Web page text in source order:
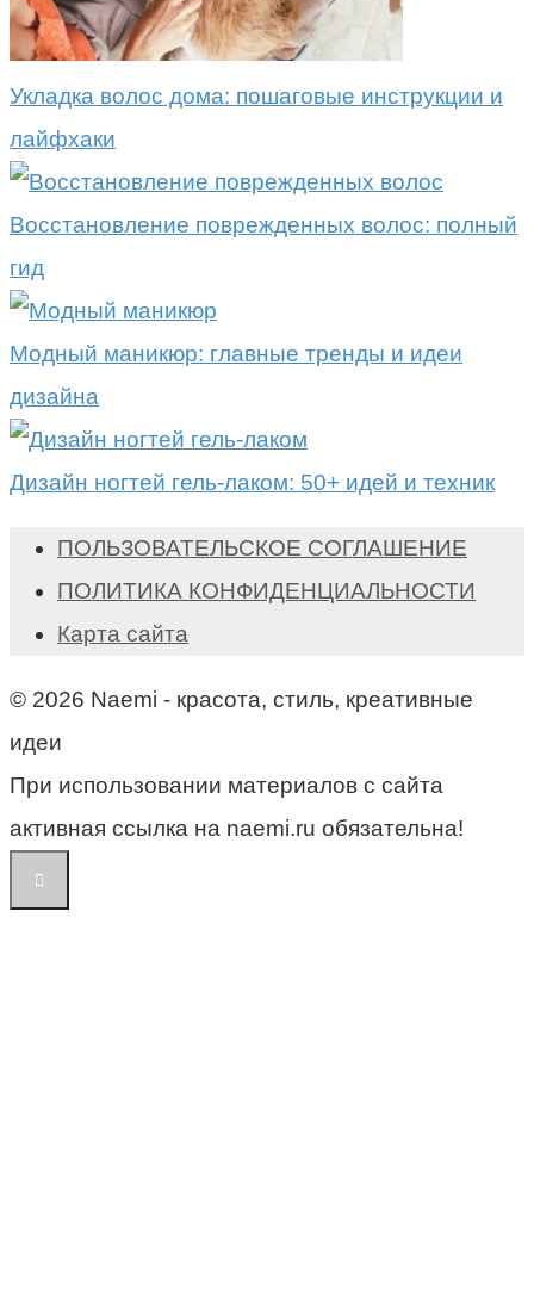
Укладка волос дома: пошаговые инструкции и
лайфхаки
Восстановление поврежденных волос: полный
гид
Модный маникюр: главные тренды и идеи
дизайна
Дизайн ногтей гель-лаком: 50+ идей и техник
ПОЛЬЗОВАТЕЛЬСКОЕ СОГЛАШЕНИЕ
ПОЛИТИКА КОНФИДЕНЦИАЛЬНОСТИ
Карта сайта
© 2026 Naemi - красота, стиль, креативные
идеи
При использовании материалов с сайта
активная ссылка на naemi.ru обязательна!